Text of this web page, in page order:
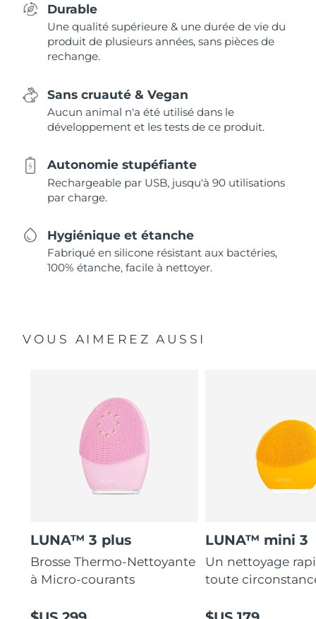
Durable
Une qualité supérieure & une durée de vie du
produit de plusieurs années, sans pièces de
rechange.
Sans cruauté & Vegan
Aucun animal n'a été utilisé dans le
développement et les tests de ce produit.
Autonomie stupéfiante
Rechargeable par USB, jusqu'à 90 utilisations
par charge.
Hygiénique et étanche
Fabriqué en silicone résistant aux bactéries,
100% étanche, facile à nettoyer.
VOUS AIMEREZ AUSSI
LUNA™ 3 plus
Brosse Thermo-Nettoyante
à Micro-courants
LUNA™ mini 3
Un nettoyage
toute